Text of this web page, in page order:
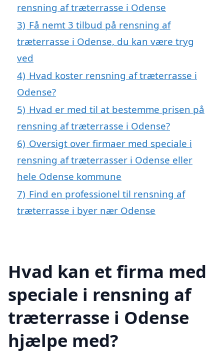
rensning af træterrasse i Odense
3) Få nemt 3 tilbud på rensning af
træterrasse i Odense, du kan være tryg
ved
4) Hvad koster rensning af træterrasse i
Odense?
5) Hvad er med til at bestemme prisen på
rensning af træterrasse i Odense?
6) Oversigt over firmaer med speciale i
rensning af træterrasser i Odense eller
hele Odense kommune
7) Find en professionel til rensning af
træterrasse i byer nær Odense
Hvad kan et firma med
speciale i rensning af
træterrasse i Odense
hjælpe med?